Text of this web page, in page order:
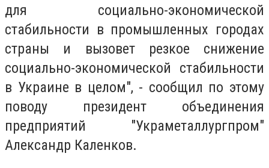
для социально-экономической
стабильности в промышленных городах
страны и вызовет резкое снижение
социально-экономической стабильности
в Украине в целом", - сообщил по этому
поводу президент объединения
предприятий "Украметаллургпром"
Александр Каленков.